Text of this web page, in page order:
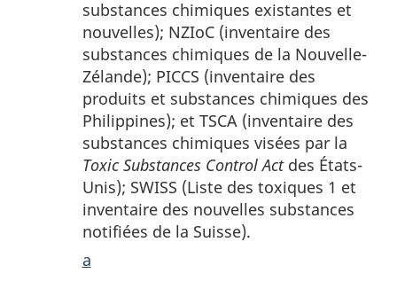
substances chimiques existantes et
nouvelles); NZIoC (inventaire des
substances chimiques de la Nouvelle-
Zélande); PICCS (inventaire des
produits et substances chimiques des
Philippines); et TSCA (inventaire des
substances chimiques visées par la
Toxic Substances Control Actdes États-
Unis); SWISS (Liste des toxiques 1 et
inventaire des nouvelles substances
notifiées de la Suisse).
a